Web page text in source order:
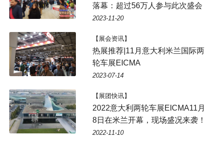
落幕：超过56万人参与此次盛会
2023-11-20
【展会资讯】
热展推荐|11月意大利米兰国际两
轮车展EICMA
2023-07-14
【展团快讯】
2022意大利两轮车展EICMA11月
8日在米兰开幕，现场盛况来袭！
2022-11-10